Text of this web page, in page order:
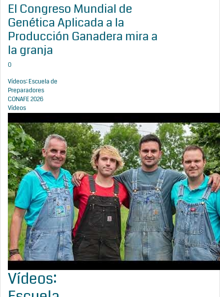
El Congreso Mundial de
Genética Aplicada a la
Producción Ganadera mira a
la granja
0
Vídeos: Escuela de
Preparadores
CONAFE 2026
Vídeos
Vídeos: